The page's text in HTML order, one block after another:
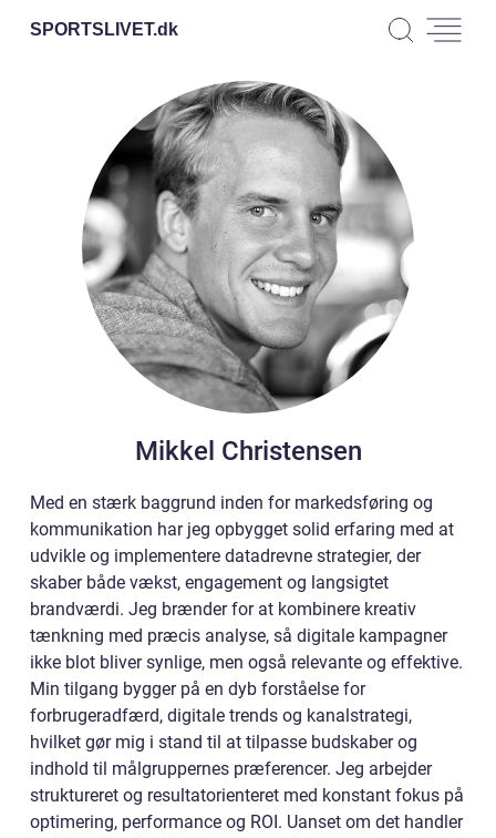
SPORTSLIVET.dk
Mikkel Christensen
Med en stærk baggrund inden for markedsføring og
kommunikation har jeg opbygget solid erfaring med at
udvikle og implementere datadrevne strategier, der
skaber både vækst, engagement og langsigtet
brandværdi. Jeg brænder for at kombinere kreativ
tænkning med præcis analyse, så digitale kampagner
ikke blot bliver synlige, men også relevante og effektive.
Min tilgang bygger på en dyb forståelse for
forbrugeradfærd, digitale trends og kanalstrategi,
hvilket gør mig i stand til at tilpasse budskaber og
indhold til målgruppernes præferencer. Jeg arbejder
struktureret og resultatorienteret med konstant fokus på
optimering, performance og ROI. Uanset om det handler